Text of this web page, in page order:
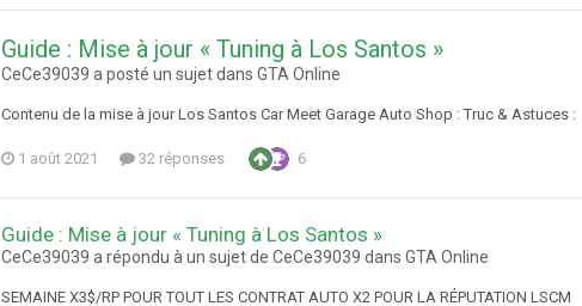
Guide : Mise à jour « Tuning à Los Santos »
CeCe39039 a posté un sujet dans GTA Online
Contenu de la mise à jour Los Santos Car Meet Garage Auto Shop : Truc & Astuces :
1 août 2021 32 réponses 6
Guide : Mise à jour « Tuning à Los Santos »
CeCe39039 a répondu à un sujet de CeCe39039 dans GTA Online
SEMAINE X3$/RP POUR TOUT LES CONTRAT AUTO X2 POUR LA RÉPUTATION LSCM